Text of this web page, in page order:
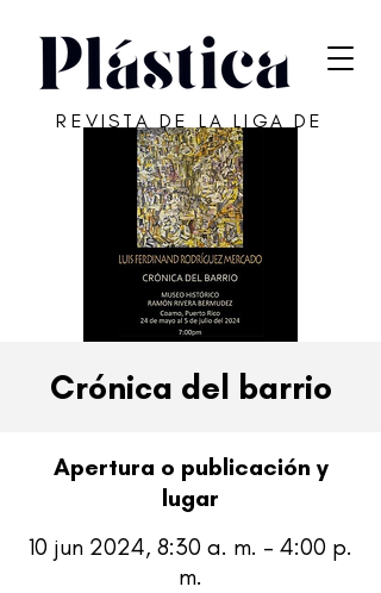
REVISTA DE LA LIGA DE
ARTE DE SAN JUAN
Crónica del barrio
Apertura o publicación y
lugar
10 jun 2024, 8:30 a. m. – 4:00 p.
m.